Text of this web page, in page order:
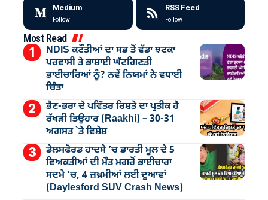
Medium
Follow
RSS Feed
Follow
Most Read
NDIS ਕਟੌਤੀਆਂ ਦਾ ਸਭ ਤੋਂ ਵੱਡਾ ਝਟਕਾ
ਪਰਵਾਸੀ ਤੇ ਭਾਸ਼ਾਈ ਘੱਟਗਿਣਤੀ
ਭਾਈਚਾਰਿਆਂ ਨੂੰ? ਨਵੇਂ ਨਿਯਮਾਂ ਨੇ ਵਧਾਈ
ਚਿੰਤਾ
ਭੈਣ-ਭਰਾ ਦੇ ਪਵਿੱਤਰ ਰਿਸ਼ਤੇ ਦਾ ਪ੍ਰਤੀਕ ਹੈ
ਰੱਖੜੀ ਤਿਉਹਾਰ (Raakhi) – 30-31
ਅਗਸਤ `ਤੇ ਵਿਸ਼ੇਸ਼
ਡੇਲਸਫੋਰਡ ਹਾਦਸੇ ’ਚ ਭਾਰਤੀ ਮੂਲ ਦੇ 5
ਵਿਅਕਤੀਆਂ ਦੀ ਮੌਤ ਮਗਰੋਂ ਭਾਈਚਾਰਾ
ਸਦਮੇ ’ਚ, 4 ਜ਼ਖ਼ਮੀਆਂ ਲਈ ਦੁਆਵਾਂ
(Daylesford SUV Crash News)